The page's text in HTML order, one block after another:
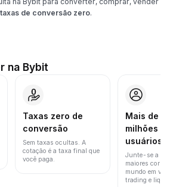
taxas de conversão zero.
na Bybit
Taxas zero de
conversão
Sem taxas ocultas. A
cotação é a taxa final que
você paga.
Mais de
milhões
usuários
Junte-se a
maiores
mundo em
trading e